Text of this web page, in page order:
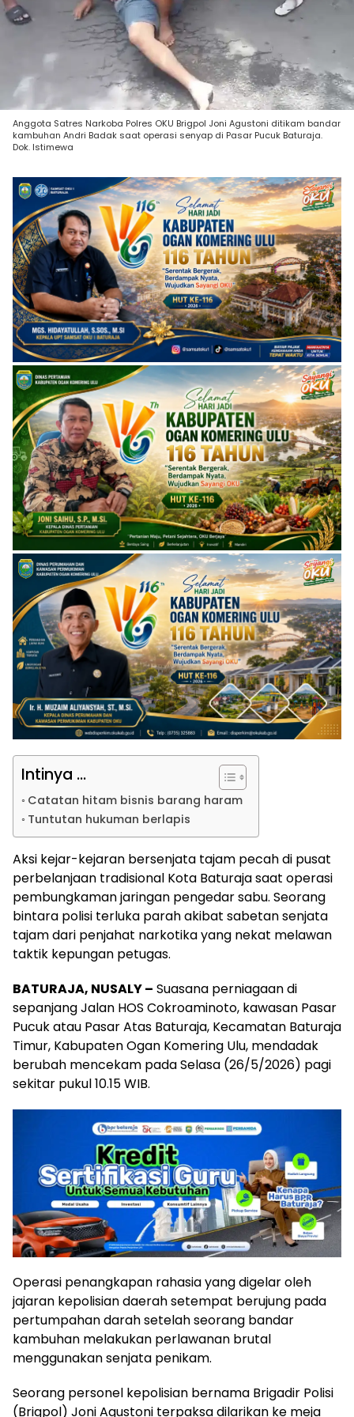
Anggota Satres Narkoba Polres OKU Brigpol Joni Agustoni ditikam bandar
kambuhan Andri Badak saat operasi senyap di Pasar Pucuk Baturaja.
Dok. Istimewa
Intinya ...
Catatan hitam bisnis barang haram
Tuntutan hukuman berlapis
Aksi kejar-kejaran bersenjata tajam pecah di pusat
perbelanjaan tradisional Kota Baturaja saat operasi
pembungkaman jaringan pengedar sabu. Seorang
bintara polisi terluka parah akibat sabetan senjata
tajam dari penjahat narkotika yang nekat melawan
taktik kepungan petugas.
BATURAJA, NUSALY – Suasana perniagaan di
sepanjang Jalan HOS Cokroaminoto, kawasan Pasar
Pucuk atau Pasar Atas Baturaja, Kecamatan Baturaja
Timur, Kabupaten Ogan Komering Ulu, mendadak
berubah mencekam pada Selasa (26/5/2026) pagi
sekitar pukul 10.15 WIB.
Operasi penangkapan rahasia yang digelar oleh
jajaran kepolisian daerah setempat berujung pada
pertumpahan darah setelah seorang bandar
kambuhan melakukan perlawanan brutal
menggunakan senjata penikam.
Seorang personel kepolisian bernama Brigadir Polisi
(Brigpol) Joni Agustoni terpaksa dilarikan ke meja